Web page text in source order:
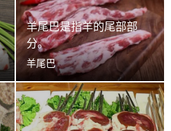
羊尾巴是指羊的尾部部
分。
羊尾巴